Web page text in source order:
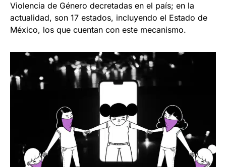
Violencia de Género decretadas en el país; en la
actualidad, son 17 estados, incluyendo el Estado de
México, los que cuentan con este mecanismo.